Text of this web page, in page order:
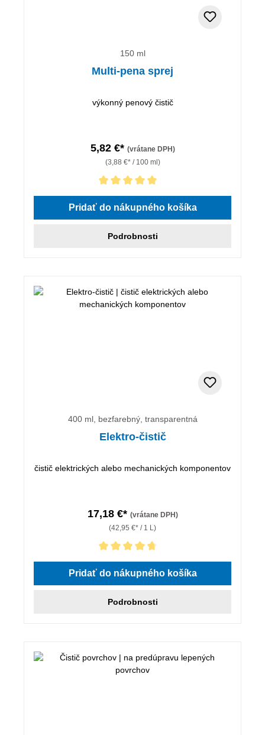
150 ml
Multi-pena sprej
výkonný penový čistič
5,82 €* (vrátane DPH)
(3,88 €* / 100 ml)
Priemerné hodnotenie 5 z 5 hviezdičiek
Pridať do nákupného košíka
Podrobnosti
400 ml, bezfarebný, transparentná
Elektro-čistič
čistič elektrických alebo mechanických komponentov
17,18 €* (vrátane DPH)
(42,95 €* / 1 L)
Priemerné hodnotenie 4.67 z 5 hviezdičiek
Pridať do nákupného košíka
Podrobnosti